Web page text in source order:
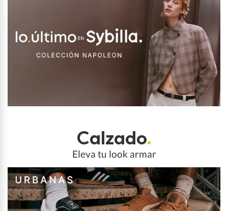
Calzado.
Eleva tu look armar